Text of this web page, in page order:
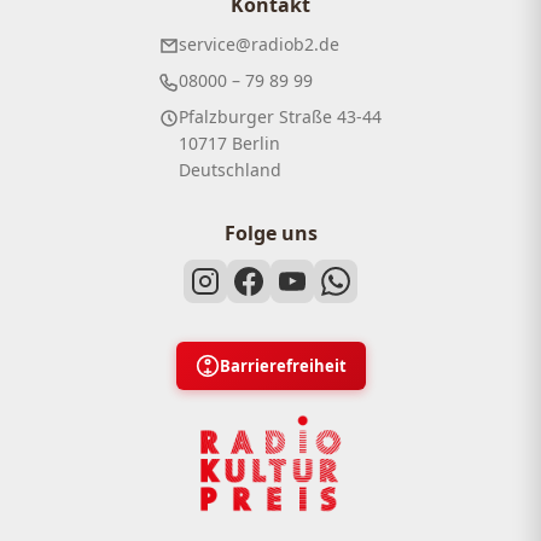
service@radiob2.de
08000 – 79 89 99
Pfalzburger Straße 43-44
10717 Berlin
Deutschland
Folge uns
Barrierefreiheit